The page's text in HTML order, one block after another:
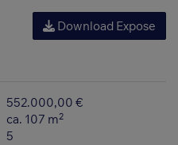
Download Expose
552.000,00 €
ca. 107 m2
5